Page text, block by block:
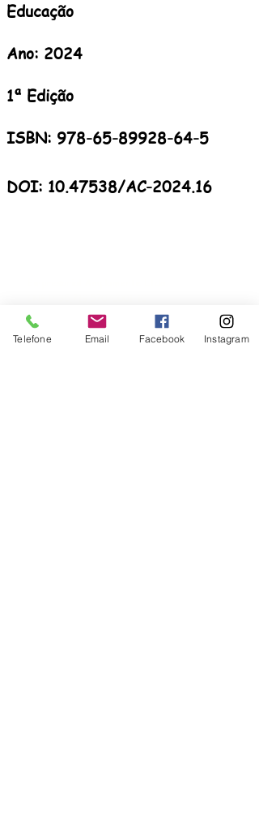
Educação
Ano: 2024
1ª Edição
ISBN: 978-65-89928-64-5
DOI: 10.47538/AC-2024.16
PREFIXOS EDITORIAIS
Telefone Email Facebook Instagram